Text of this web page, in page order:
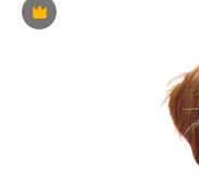
Премиум